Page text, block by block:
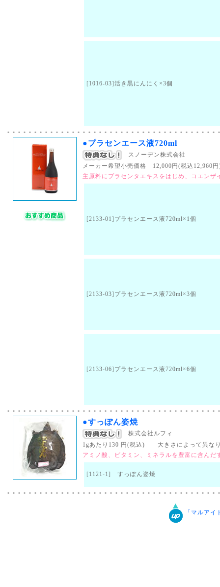
[1016-03]活き黒にんにく×3個
●プラセンエース液720ml
スノーデン株式会社
メーカー希望小売価格 12,000円(税込12,960
主原料にプラセンタエキスをはじめ、コエン
[2133-01]プラセンエース液720ml×1個
[2133-03]プラセンエース液720ml×3個
[2133-06]プラセンエース液720ml×6個
●すっぽん姿焼
株式会社ルフィ
1gあたり130 円(税込) 大きさによって異な
アミノ酸、ビタミン、ミネラルを豊富に含んだ
[1121-1] すっぽん姿焼
「マルア